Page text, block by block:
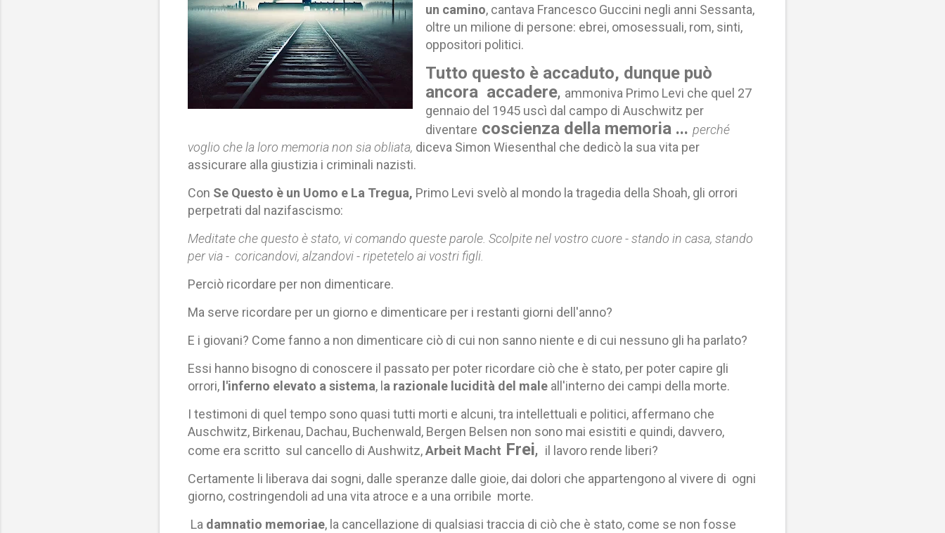
un camino, cantava Francesco Guccini negli anni Sessanta,
oltre un milione di persone: ebrei, omosessuali, rom, sinti,
oppositori politici.
Tutto questo è accaduto, dunque può
ancora accadere, ammoniva Primo Levi che quel 27
gennaio del 1945 uscì dal campo di Auschwitz per
diventare coscienza della memoria ... perché
voglio che la loro memoria non sia obliata, diceva Simon Wiesenthal che dedicò la sua vita per
assicurare alla giustizia i criminali nazisti.
Con Se Questo è un Uomo e La Tregua, Primo Levi svelò al mondo la tragedia della Shoah, gli orrori
perpetrati dal nazifascismo:
Meditate che questo è stato, vi comando queste parole. Scolpite nel vostro cuore - stando in casa, stando
per via - coricandovi, alzandovi - ripetetelo ai vostri figli.
Perciò ricordare per non dimenticare.
Ma serve ricordare per un giorno e dimenticare per i restanti giorni dell'anno?
E i giovani? Come fanno a non dimenticare ciò di cui non sanno niente e di cui nessuno gli ha parlato?
Essi hanno bisogno di conoscere il passato per poter ricordare ciò che è stato, per poter capire gli
orrori, l'inferno elevato a sistema, l a razionale lucidità del male all'interno dei campi della morte.
I testimoni di quel tempo sono quasi tutti morti e alcuni, tra intellettuali e politici, affermano che
Auschwitz, Birkenau, Dachau, Buchenwald, Bergen Belsen non sono mai esistiti e quindi, davvero,
come era scritto sul cancello di Aushwitz,Arbeit Macht Frei, il lavoro rende liberi?
Certamente li liberava dai sogni, dalle speranze dalle gioie, dai dolori che appartengono al vivere di ogni
giorno, costringendoli ad una vita atroce e a una orribile morte.
La damnatio memoriae, la cancellazione di qualsiasi traccia di ciò che è stato, come se non fosse